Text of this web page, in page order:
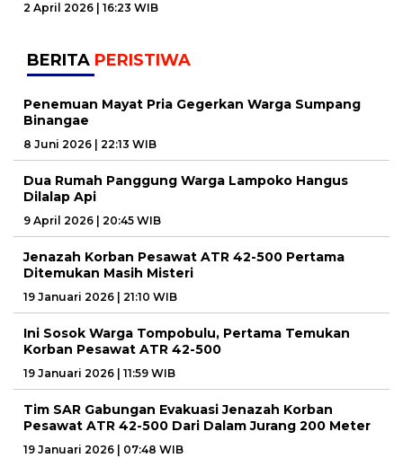
2 April 2026 | 16:23 WIB
BERITA PERISTIWA
Penemuan Mayat Pria Gegerkan Warga Sumpang
Binangae
8 Juni 2026 | 22:13 WIB
Dua Rumah Panggung Warga Lampoko Hangus
Dilalap Api
9 April 2026 | 20:45 WIB
Jenazah Korban Pesawat ATR 42-500 Pertama
Ditemukan Masih Misteri
19 Januari 2026 | 21:10 WIB
Ini Sosok Warga Tompobulu, Pertama Temukan
Korban Pesawat ATR 42-500
19 Januari 2026 | 11:59 WIB
Tim SAR Gabungan Evakuasi Jenazah Korban
Pesawat ATR 42-500 Dari Dalam Jurang 200 Meter
19 Januari 2026 | 07:48 WIB